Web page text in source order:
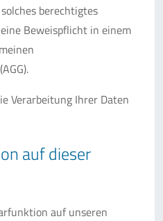
berechtigtes
Beweispflicht in einem
Verarbeitung Ihrer Daten
auf dieser
auf unseren